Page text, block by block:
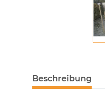
Beschreibung